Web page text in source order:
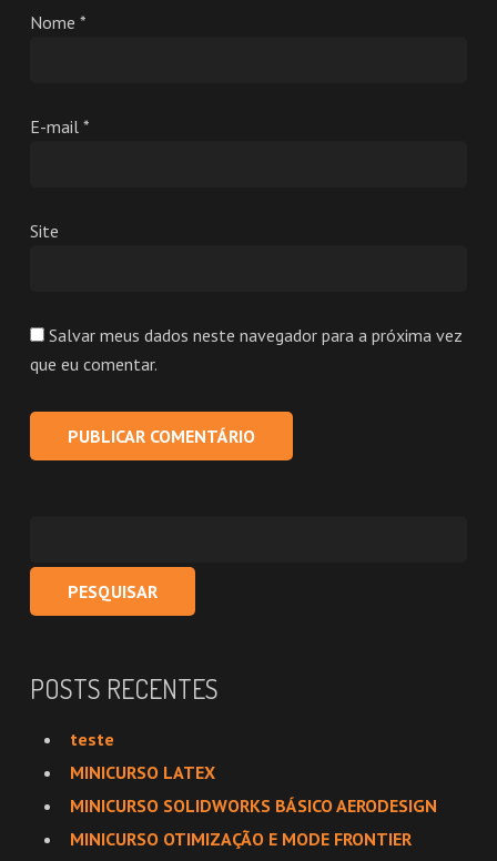
Nome *
E-mail *
Site
Salvar meus dados neste navegador para a próxima vez
que eu comentar.
POSTS RECENTES
teste
MINICURSO LATEX
MINICURSO SOLIDWORKS BÁSICO AERODESIGN
MINICURSO OTIMIZAÇÃO E MODE FRONTIER